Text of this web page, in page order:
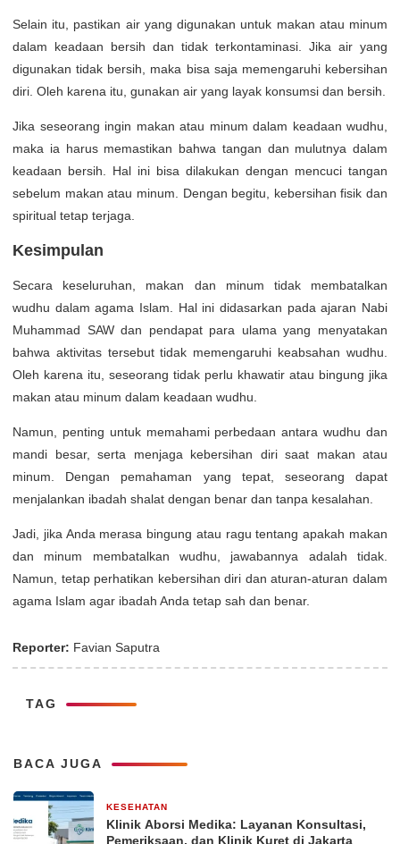
Selain itu, pastikan air yang digunakan untuk makan atau minum
dalam keadaan bersih dan tidak terkontaminasi. Jika air yang
digunakan tidak bersih, maka bisa saja memengaruhi kebersihan
diri. Oleh karena itu, gunakan air yang layak konsumsi dan bersih.
Jika seseorang ingin makan atau minum dalam keadaan wudhu,
maka ia harus memastikan bahwa tangan dan mulutnya dalam
keadaan bersih. Hal ini bisa dilakukan dengan mencuci tangan
sebelum makan atau minum. Dengan begitu, kebersihan fisik dan
spiritual tetap terjaga.
Kesimpulan
Secara keseluruhan, makan dan minum tidak membatalkan
wudhu dalam agama Islam. Hal ini didasarkan pada ajaran Nabi
Muhammad SAW dan pendapat para ulama yang menyatakan
bahwa aktivitas tersebut tidak memengaruhi keabsahan wudhu.
Oleh karena itu, seseorang tidak perlu khawatir atau bingung jika
makan atau minum dalam keadaan wudhu.
Namun, penting untuk memahami perbedaan antara wudhu dan
mandi besar, serta menjaga kebersihan diri saat makan atau
minum. Dengan pemahaman yang tepat, seseorang dapat
menjalankan ibadah shalat dengan benar dan tanpa kesalahan.
Jadi, jika Anda merasa bingung atau ragu tentang apakah makan
dan minum membatalkan wudhu, jawabannya adalah tidak.
Namun, tetap perhatikan kebersihan diri dan aturan-aturan dalam
agama Islam agar ibadah Anda tetap sah dan benar.
Reporter: Favian Saputra
TAG
BACA JUGA
KESEHATAN
Klinik Aborsi Medika: Layanan Konsultasi,
Pemeriksaan, dan Klinik Kuret di Jakarta